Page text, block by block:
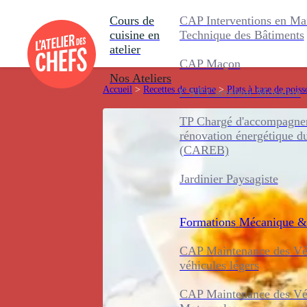
Cours de
cuisine en
atelier
Nos Ateliers
CAP Interventions en
Technique des Bâtiments
CAP Maçon
CAP Carreleur Mosaïste
TP Chargé
rénovation énergétique
(CAREB)
Jardinier Paysagiste
Formations Mécanique
CAP Maintenance des
véhicules légers
CAP Maintenance des
Accueil > Recettes de cuisine > Plats à base de